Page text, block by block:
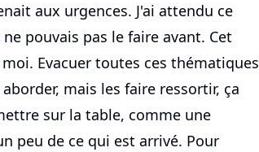
aux urgences. J'ai attendu ce
pouvais pas le faire avant. Cet
Evacuer toutes ces thématiques
mais les faire ressortir, ça
sur la table, comme une
peu de ce qui est arrivé. Pour